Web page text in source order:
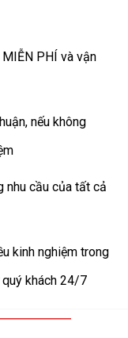
PHÍ và vận
nếu không
nhu cầu của tất cả
kinh nghiệm trong
khách 24/7